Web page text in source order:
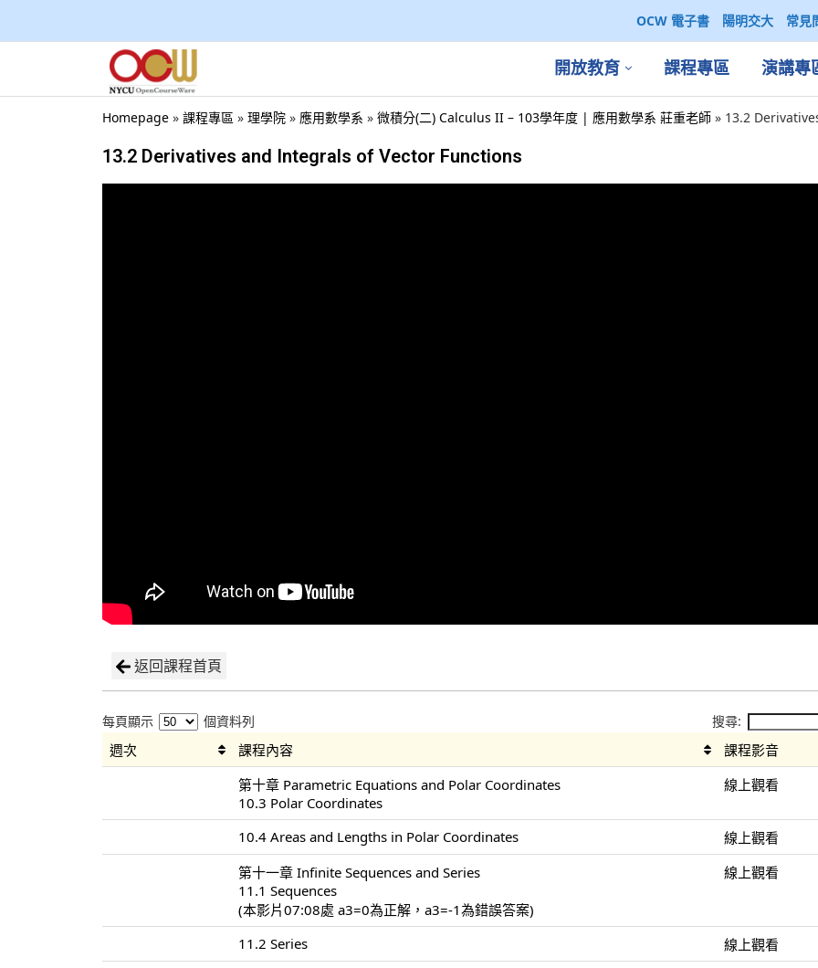
OCW 電子書 陽明交大 常見
開放教育 課程專區 演講專
Homepage » 課程專區 » 理學院 » 應用數學系 » 微積分(二) Calculus II – 103學年度 | 應用數學系 莊重老師 » 13.2
13.2 Derivatives and Integrals of Vector Functions
返回課程首頁
每頁顯示 個資料列 搜尋:
週次 課程內容
課程影音
第十章 Parametric Equations and Polar Coordinates
10.3 Polar Coordinates
線上觀看
10.4 Areas and Lengths in Polar Coordinates
線上觀看
第十一章 Infinite Sequences and Series
11.1 Sequences
(本影片07:08處 a3=0為正解，a3=-1為錯誤答案)
線上觀看
11.2 Series
線上觀看